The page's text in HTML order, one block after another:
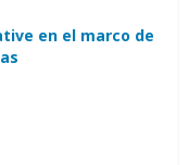
en el marco de